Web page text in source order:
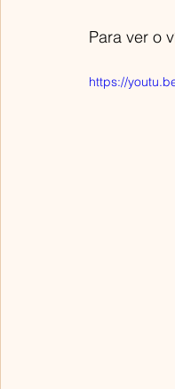
Para ver o
https://